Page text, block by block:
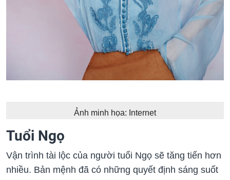
Ảnh minh họa: Internet
Tuổi Ngọ
Vận trình tài lộc của người tuổi Ngọ sẽ tăng tiến hơn
nhiều. Bản mệnh đã có những quyết định sáng suốt